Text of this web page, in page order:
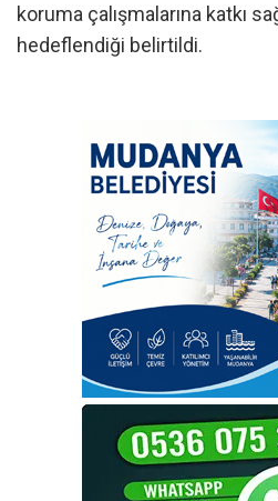
koruma çalışmalarına katkı
hedeflendiği belirtildi.